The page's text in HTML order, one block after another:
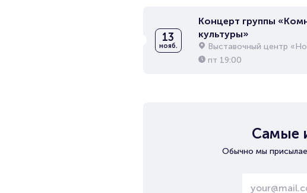
13
нояб.
Концерт группы
культуры»
Выставочный центр
пт 19:00
Самые
Обычно мы